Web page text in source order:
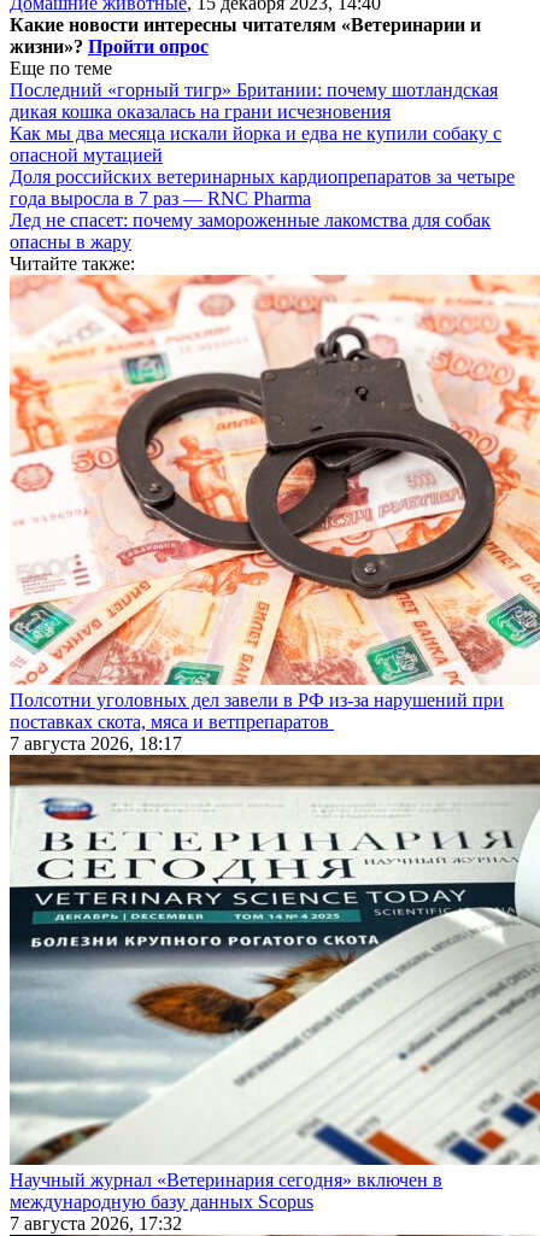
Какие новости интересны читателям «Ветеринарии и
жизни»? Пройти опрос
Еще по теме
Последний «горный тигр» Британии: почему шотландская
дикая кошка оказалась на грани исчезновения
Как мы два месяца искали йорка и едва не купили собаку с
опасной мутацией
Доля российских ветеринарных кардиопрепаратов за четыре
года выросла в 7 раз — RNC Pharma
Лед не спасет: почему замороженные лакомства для собак
опасны в жару
Читайте также:
Полсотни уголовных дел завели в РФ из-за нарушений при
поставках скота, мяса и ветпрепаратов
7 августа 2026, 18:17
Научный журнал «Ветеринария сегодня» включен в
международную базу данных Scopus
7 августа 2026, 17:32